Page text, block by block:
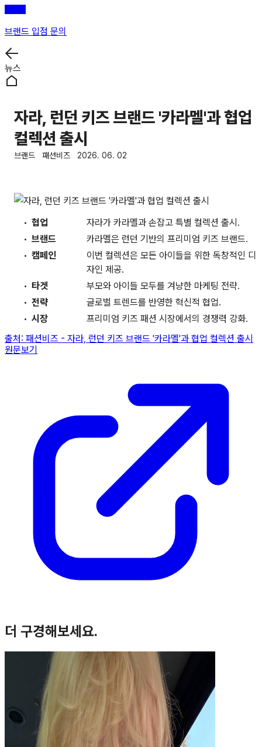
브랜드 입점 문의
뉴스
자라, 런던 키즈 브랜드 '카라멜'과 협업
컬렉션 출시
브랜드 패션비즈 2026. 06. 02
협업
자라가 카라멜과 손잡고 특별 컬렉션 출시.
브랜드
카라멜은 런던 기반의 프리미엄 키즈 브랜드.
캠페인
이번 컬렉션은 모든 아이들을 위한 독창적인 디
자인 제공.
타겟
부모와 아이들 모두를 겨냥한 마케팅 전략.
전략
글로벌 트렌드를 반영한 혁신적 협업.
시장
프리미엄 키즈 패션 시장에서의 경쟁력 강화.
출처: 패션비즈 - 자라, 런던 키즈 브랜드 '카라멜'과 협업 컬렉션 출시
원문보기
더 구경해보세요.